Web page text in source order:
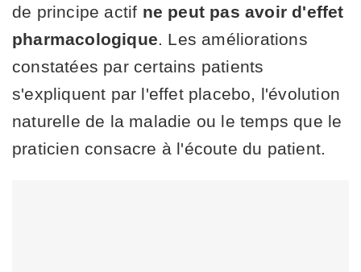
de principe actif ne peut pas avoir d'effet
pharmacologique. Les améliorations
constatées par certains patients
s'expliquent par l'effet placebo, l'évolution
naturelle de la maladie ou le temps que le
praticien consacre à l'écoute du patient.